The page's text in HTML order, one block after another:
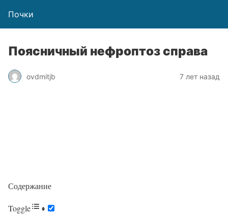
Почки
Поясничный нефроптоз справа
ovdmitjb 7 лет назад
Содержание
Toggle